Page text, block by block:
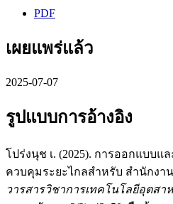
PDF
เผยแพร่แล้ว
2025-07-07
รูปแบบการอ้างอิง
โปร่งนุช เ. (2025). การออกแบบ
ควบคุมระยะไกลสำหรับ สำนักงา
วารสารวิชาการเทคโนโลยีอุตส